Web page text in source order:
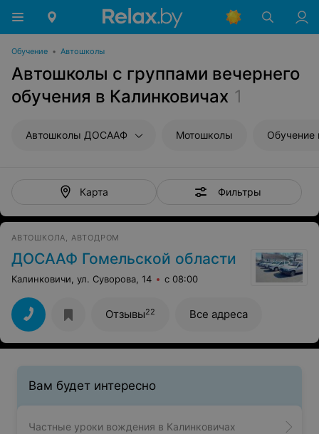
Обучение • Автошколы
Автошколы с группами вечернего
обучения в Калинковичах 1
Автошколы ДОСААФ Мотошколы Обучение
Карта Фильтры
АВТОШКОЛА, АВТОДРОМ
ДОСААФ Гомельской области
Калинковичи, ул. Суворова, 14 с 08:00
Отзывы22 Все адреса
Вам будет интересно
Частные уроки вождения в Калинковичах